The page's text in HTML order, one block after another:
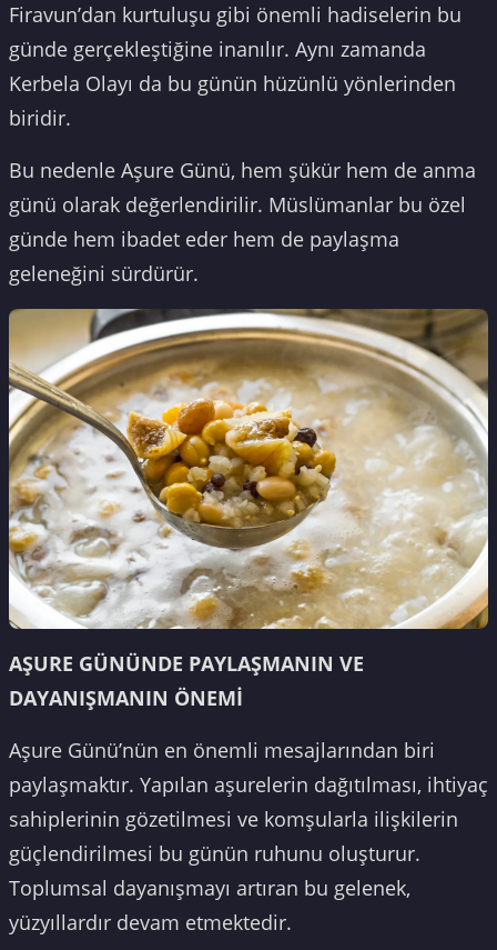
Firavun’dan kurtuluşu gibi önemli hadiselerin bu
günde gerçekleştiğine inanılır. Aynı zamanda
Kerbela Olayı da bu günün hüzünlü yönlerinden
biridir.
Bu nedenle Aşure Günü, hem şükür hem de anma
günü olarak değerlendirilir. Müslümanlar bu özel
günde hem ibadet eder hem de paylaşma
geleneğini sürdürür.
AŞURE GÜNÜNDE PAYLAŞMANIN VE
DAYANIŞMANIN ÖNEMİ
Aşure Günü’nün en önemli mesajlarından biri
paylaşmaktır. Yapılan aşurelerin dağıtılması, ihtiyaç
sahiplerinin gözetilmesi ve komşularla ilişkilerin
güçlendirilmesi bu günün ruhunu oluşturur.
Toplumsal dayanışmayı artıran bu gelenek,
yüzyıllardır devam etmektedir.